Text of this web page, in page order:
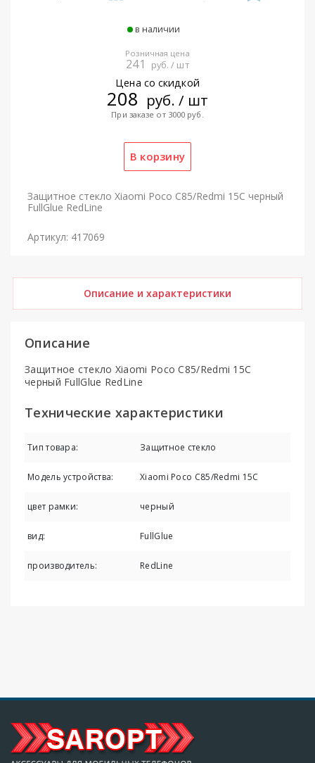
в наличии
Розничная цена
241 руб. / шт
Цена со скидкой
208 руб. / шт
При заказе от 3000 руб.
Защитное стекло Xiaomi Poco C85/Redmi 15C черный
FullGlue RedLine
Артикул: 417069
Описание и характеристики
Описание
Защитное стекло Xiaomi Poco C85/Redmi 15C
черный FullGlue RedLine
Технические характеристики
Тип товара: Защитное стекло
Модель устройства: Xiaomi Poco C85/Redmi 15C
цвет рамки: черный
вид: FullGlue
производитель: RedLine